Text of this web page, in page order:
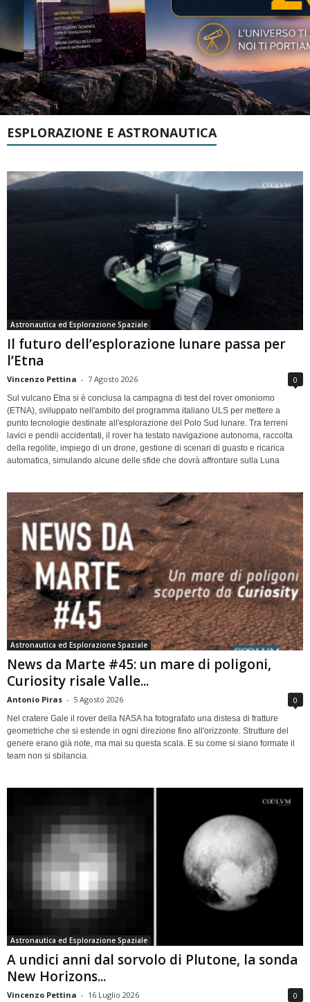
ESPLORAZIONE E ASTRONAUTICA
Astronautica ed Esplorazione Spaziale
Il futuro dell’esplorazione lunare passa per
l’Etna
Vincenzo Pettina - 7 Agosto 2026 0
Sul vulcano Etna si è conclusa la campagna di test del rover omoniomo
(ETNA), sviluppato nell'ambito del programma italiano ULS per mettere a
punto tecnologie destinate all'esplorazione del Polo Sud lunare. Tra terreni
lavici e pendii accidentati, il rover ha testato navigazione autonoma, raccolta
della regolite, impiego di un drone, gestione di scenari di guasto e ricarica
automatica, simulando alcune delle sfide che dovrà affrontare sulla Luna
Astronautica ed Esplorazione Spaziale
News da Marte #45: un mare di poligoni,
Curiosity risale Valle...
Antonio Piras - 5 Agosto 2026 0
Nel cratere Gale il rover della NASA ha fotografato una distesa di fratture
geometriche che si estende in ogni direzione fino all'orizzonte. Strutture del
genere erano già note, ma mai su questa scala. E su come si siano formate il
team non si sbilancia.
Astronautica ed Esplorazione Spaziale
A undici anni dal sorvolo di Plutone, la sonda
New Horizons...
Vincenzo Pettina - 16 Luglio 2026 0